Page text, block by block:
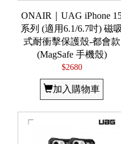
ONAIR｜UAG iPhone
系列 (適用6.1/6.7吋) 磁吸
式耐衝擊保護殼-都會款
(MagSafe 手機殼)
$2680
加入購物車